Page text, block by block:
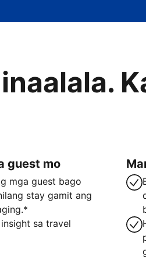
guest mo
mga guest bago
stay gamit ang
sa travel